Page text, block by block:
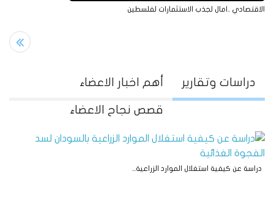
الاقتصادي ..امال لجذب الاستثمارات لفلسطين
دراسات وتقارير أهم اخبار الاعضاء
قصص نجاح الاعضاء
دراسة عن كيفية استغلال الموارد الزراعية...